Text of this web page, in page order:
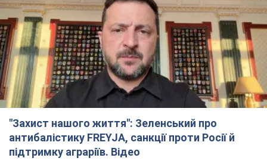
"Захист нашого життя": Зеленський про
антибалістику FREYJA, санкції проти Росії й
підтримку аграріїв. Відео